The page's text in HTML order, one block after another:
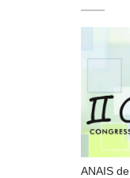
ANAIS